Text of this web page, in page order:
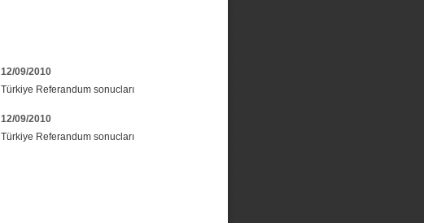
12/09/2010
Türkiye Referandum sonucları
12/09/2010
Türkiye Referandum sonucları